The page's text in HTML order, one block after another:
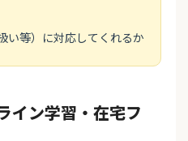
い等）に対応してくれるか
イン学習・在宅フ